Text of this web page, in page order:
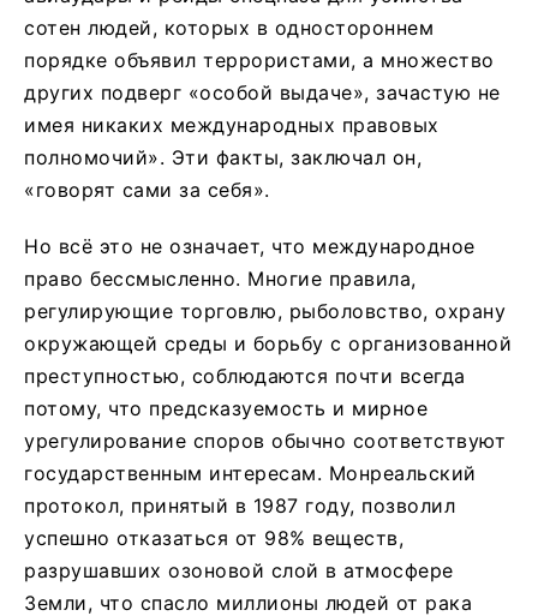
сотен людей, которых в одностороннем
порядке объявил террористами, а множество
других подверг «особой выдаче», зачастую не
имея никаких международных правовых
полномочий». Эти факты, заключал он,
«говорят сами за себя».
Но всё это не означает, что международное
право бессмысленно. Многие правила,
регулирующие торговлю, рыболовство, охрану
окружающей среды и борьбу с организованной
преступностью, соблюдаются почти всегда
потому, что предсказуемость и мирное
урегулирование споров обычно соответствуют
государственным интересам. Монреальский
протокол, принятый в 1987 году, позволил
успешно отказаться от 98% веществ,
разрушавших озоновой слой в атмосфере
Земли, что спасло миллионы людей от рака